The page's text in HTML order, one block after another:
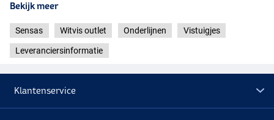
Bekijk meer
Sensas Witvis outlet Onderlijnen Vistuigjes
Leveranciersinformatie
Klantenservice